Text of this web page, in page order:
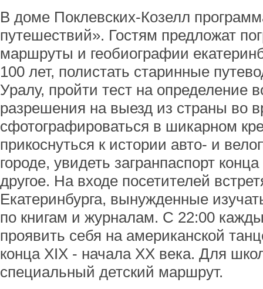
В доме Поклевских-Козелл
путешествий». Гостям предложат
маршруты и геобиографии
100 лет, полистать старинные
Уралу, пройти тест на определение
разрешения на выезд из страны во
сфотографироваться в шикарном
прикоснуться к истории авто- и
городе, увидеть загранпаспорт
другое. На входе посетителей
Екатеринбурга, вынужденные
по книгам и журналам. С 22:00
проявить себя на американской
конца ХIХ - начала ХХ века. Для
специальный детский маршрут.